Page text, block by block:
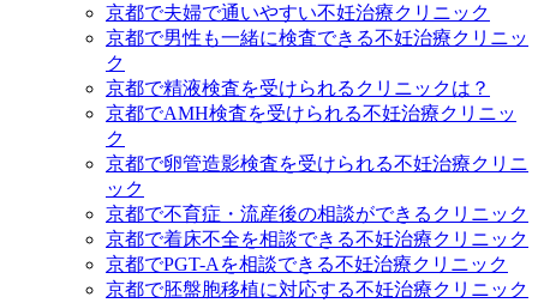
京都で夫婦で通いやすい不妊治療クリニック
京都で男性も一緒に検査できる不妊治療クリニッ
ク
京都で精液検査を受けられるクリニックは？
京都でAMH検査を受けられる不妊治療クリニッ
ク
京都で卵管造影検査を受けられる不妊治療クリニ
ック
京都で不育症・流産後の相談ができるクリニック
京都で着床不全を相談できる不妊治療クリニック
京都でPGT-Aを相談できる不妊治療クリニック
京都で胚盤胞移植に対応する不妊治療クリニック